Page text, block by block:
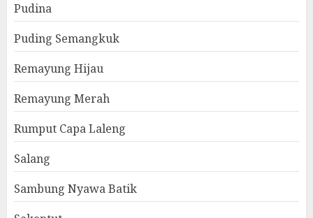
Pudina
Puding Semangkuk
Remayung Hijau
Remayung Merah
Rumput Capa Laleng
Salang
Sambung Nyawa Batik